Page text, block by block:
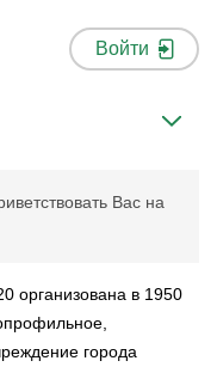
Войти
Вас на
организована в 1950
города